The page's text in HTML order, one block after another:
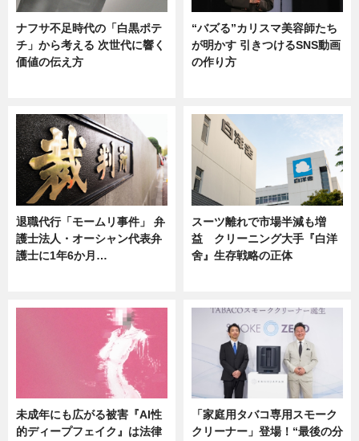
ナフサ不足時代の「白黒ポテ
チ」から考える 次世代に響く
価値の伝え方
“バズる”カリスマ美容師たち
が明かす 引きつけるSNS動画
の作り方
退職代行「モームリ事件」 弁
護士法人・オーシャン代表弁
護士に1年6か月…
スーツ離れで市場半減も増
益 クリーニング大手『白洋
舍』生存戦略の正体
未成年にも広がる被害『AI性
的ディープフェイク』は法律
「家庭用タバコ専用スモーク
クリーナー」登場！“最後の分